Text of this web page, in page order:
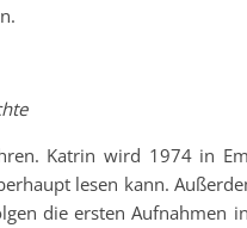
Katrin wird 1974 in
lesen kann.
die ersten Aufnahmen